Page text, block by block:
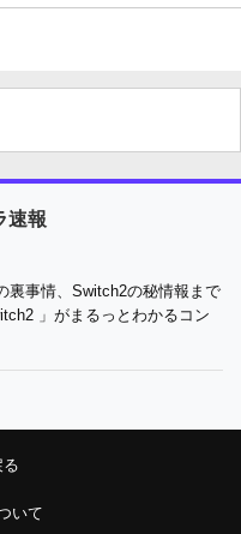
速報
裏事情、Switch2の秘情報まで
」がまるっとわかるコン
る
いて